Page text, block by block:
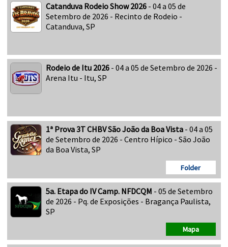
Catanduva Rodeio Show 2026 - 04 a 05 de
Setembro de 2026 - Recinto de Rodeio -
Catanduva, SP
Rodeio de Itu 2026 - 04 a 05 de Setembro de 2026 -
Arena Itu - Itu, SP
1ª Prova 3T CHBV São João da Boa Vista - 04 a 05
de Setembro de 2026 - Centro Hípico - São João
da Boa Vista, SP
Folder
5a. Etapa do IV Camp. NFDCQM - 05 de Setembro
de 2026 - Pq. de Exposições - Bragança Paulista,
SP
Mapa